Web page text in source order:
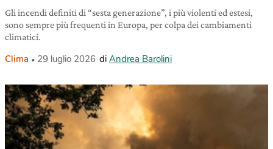
Gli incendi definiti di “sesta generazione”, i più violenti ed estesi,
sono sempre più frequenti in Europa, per colpa dei cambiamenti
climatici.
Clima 29 luglio 2026 di Andrea Barolini